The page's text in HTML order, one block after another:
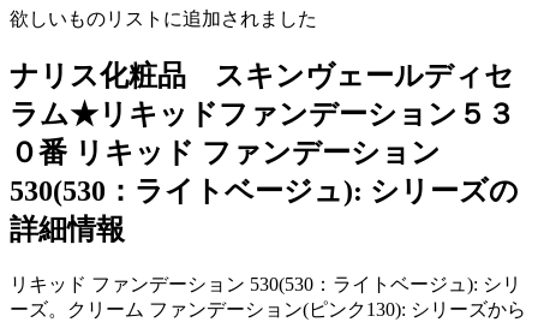
欲しいものリストに追加されました
ナリス化粧品 スキンヴェールディセ
ラム★リキッドファンデーション５３
０番 リキッド ファンデーション
530(530：ライトベージュ): シリーズの
詳細情報
リキッド ファンデーション 530(530：ライトベージュ): シリ
ーズ。クリーム ファンデーション(ピンク130): シリーズから